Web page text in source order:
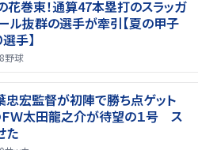
巻東！通算47本塁打のスラッガ
ル抜群の選手が牽引【夏の甲子
手】
野球
葉忠宏監督が初陣で勝ち点ゲット
Ｗ太田龍之介が待望の１号 ス
た